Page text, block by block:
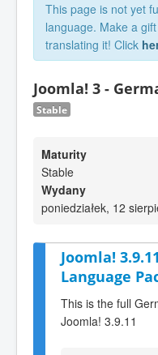
This page is not yet
language. Make a
translating it! Click
Joomla! 3 -
Stable
Maturity
Stable
Wydany
poniedziałek, 12
Joomla!
Language
This is the full
Joomla! 3.9.11